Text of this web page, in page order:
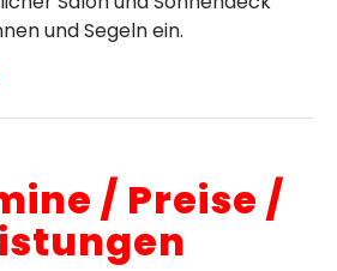
und Segeln ein.
/ Preise /